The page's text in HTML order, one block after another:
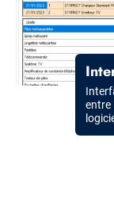
Title
entre